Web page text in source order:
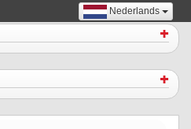
Nederlands